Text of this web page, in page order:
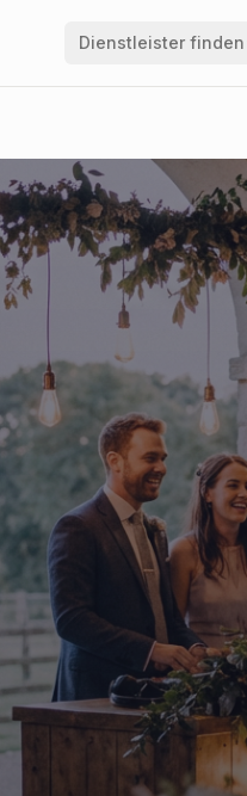
Dienstleister finden